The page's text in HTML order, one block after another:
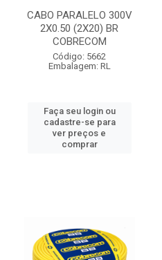
CABO PARALELO 300V
2X0.50 (2X20) BR
COBRECOM
Código: 5662
Embalagem: RL
Faça seu login ou
cadastre-se para
ver preços e
comprar